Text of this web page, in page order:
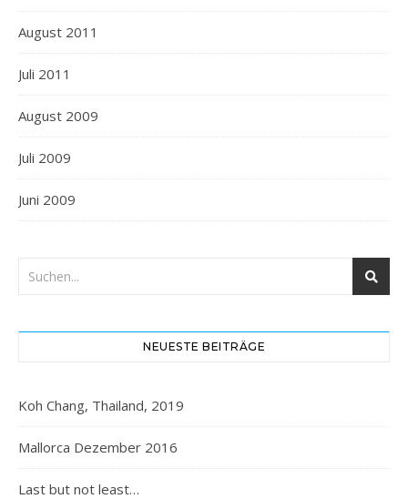
August 2011
Juli 2011
August 2009
Juli 2009
Juni 2009
NEUESTE BEITRÄGE
Koh Chang, Thailand, 2019
Mallorca Dezember 2016
Last but not least…